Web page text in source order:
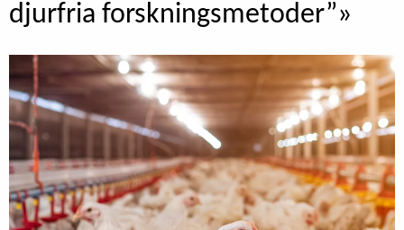
djurfria forskningsmetoder”»